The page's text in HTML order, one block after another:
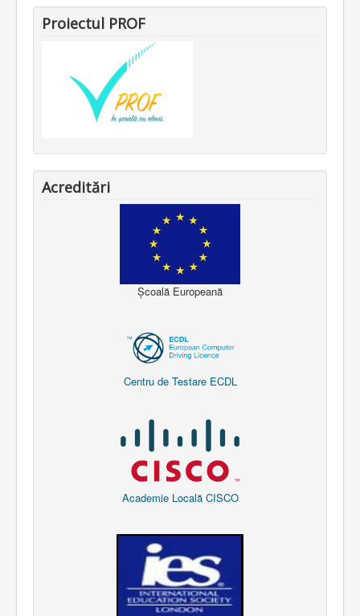
Proiectul PROF
Acreditări
Școală Europeană
Centru de Testare ECDL
Academie Locală CISCO